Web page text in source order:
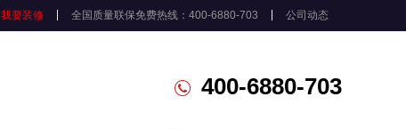
我要装修 全国质量联保免费热线：400-6880-703 公司动态
400-6880-703